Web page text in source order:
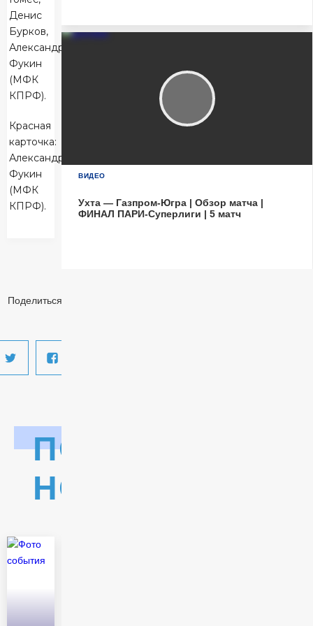
Денис
Бурков,
Александр
Фукин
(МФК
КПРФ).
Красная
карточка:
Александр
Фукин
(МФК
КПРФ).
Поделиться:
ПОСЛЕДНИЕ
НОВОСТИ
ВИДЕО
Ухта — Газпром-Югра | Обзор матча |
ФИНАЛ ПАРИ-Суперлиги | 5 матч